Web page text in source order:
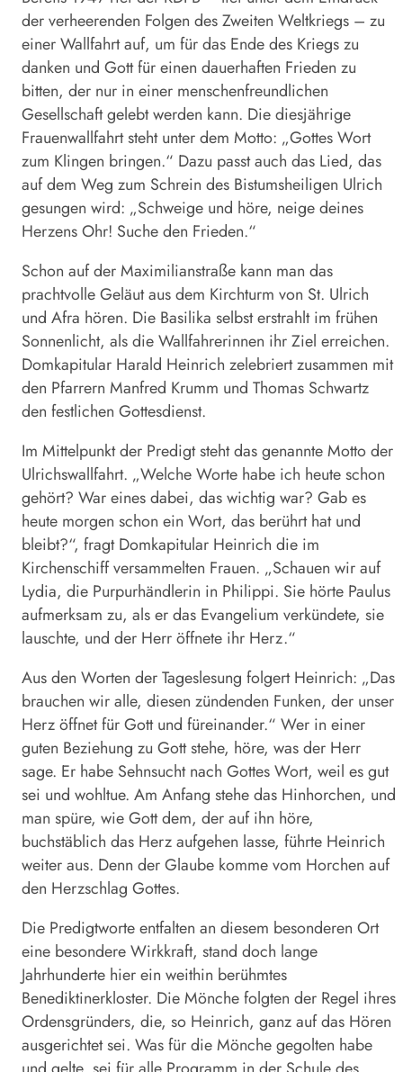
der verheerenden Folgen des Zweiten Weltkriegs – zu
einer Wallfahrt auf, um für das Ende des Kriegs zu
danken und Gott für einen dauerhaften Frieden zu
bitten, der nur in einer menschenfreundlichen
Gesellschaft gelebt werden kann. Die diesjährige
Frauenwallfahrt steht unter dem Motto: „Gottes Wort
zum Klingen bringen.“ Dazu passt auch das Lied, das
auf dem Weg zum Schrein des Bistumsheiligen Ulrich
gesungen wird: „Schweige und höre, neige deines
Herzens Ohr! Suche den Frieden.“
Schon auf der Maximilianstraße kann man das
prachtvolle Geläut aus dem Kirchturm von St. Ulrich
und Afra hören. Die Basilika selbst erstrahlt im frühen
Sonnenlicht, als die Wallfahrerinnen ihr Ziel erreichen.
Domkapitular Harald Heinrich zelebriert zusammen mit
den Pfarrern Manfred Krumm und Thomas Schwartz
den festlichen Gottesdienst.
Im Mittelpunkt der Predigt steht das genannte Motto der
Ulrichswallfahrt. „Welche Worte habe ich heute schon
gehört? War eines dabei, das wichtig war? Gab es
heute morgen schon ein Wort, das berührt hat und
bleibt?“, fragt Domkapitular Heinrich die im
Kirchenschiff versammelten Frauen. „Schauen wir auf
Lydia, die Purpurhändlerin in Philippi. Sie hörte Paulus
aufmerksam zu, als er das Evangelium verkündete, sie
lauschte, und der Herr öffnete ihr Herz.“
Aus den Worten der Tageslesung folgert Heinrich: „Das
brauchen wir alle, diesen zündenden Funken, der unser
Herz öffnet für Gott und füreinander.“ Wer in einer
guten Beziehung zu Gott stehe, höre, was der Herr
sage. Er habe Sehnsucht nach Gottes Wort, weil es gut
sei und wohltue. Am Anfang stehe das Hinhorchen, und
man spüre, wie Gott dem, der auf ihn höre,
buchstäblich das Herz aufgehen lasse, führte Heinrich
weiter aus. Denn der Glaube komme vom Horchen auf
den Herzschlag Gottes.
Die Predigtworte entfalten an diesem besonderen Ort
eine besondere Wirkkraft, stand doch lange
Jahrhunderte hier ein weithin berühmtes
Benediktinerkloster. Die Mönche folgten der Regel ihres
Ordensgründers, die, so Heinrich, ganz auf das Hören
ausgerichtet sei. Was für die Mönche gegolten habe